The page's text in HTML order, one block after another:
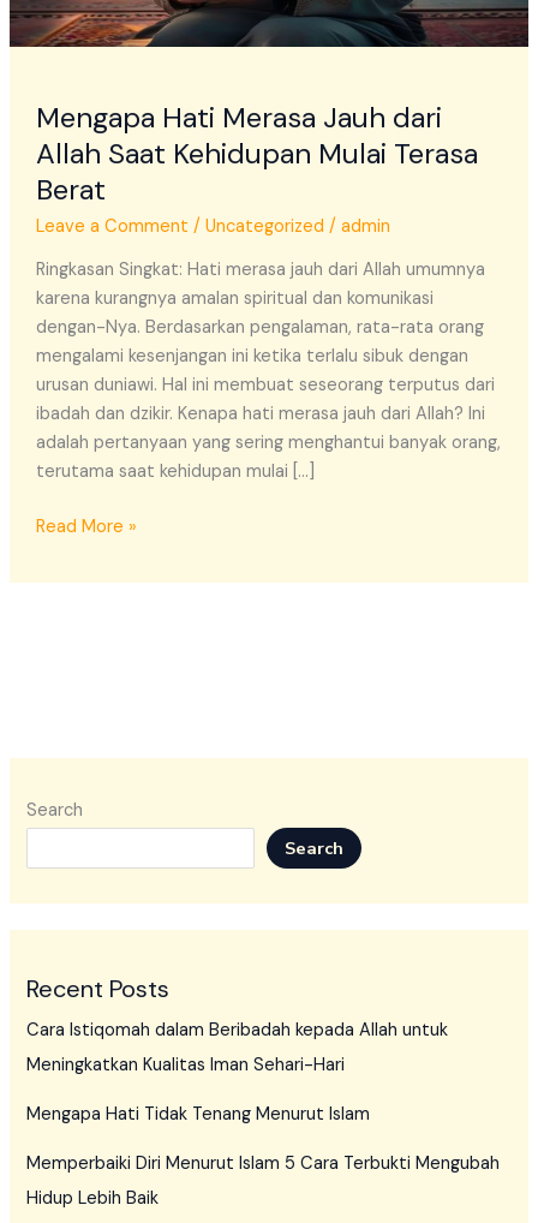
Mengapa Hati Merasa Jauh dari
Allah Saat Kehidupan Mulai Terasa
Berat
Leave a Comment / Uncategorized / admin
Ringkasan Singkat: Hati merasa jauh dari Allah umumnya
karena kurangnya amalan spiritual dan komunikasi
dengan-Nya. Berdasarkan pengalaman, rata-rata orang
mengalami kesenjangan ini ketika terlalu sibuk dengan
urusan duniawi. Hal ini membuat seseorang terputus dari
ibadah dan dzikir. Kenapa hati merasa jauh dari Allah? Ini
adalah pertanyaan yang sering menghantui banyak orang,
terutama saat kehidupan mulai […]
Terasa
Read More »
Search
Search
Recent Posts
Cara Istiqomah dalam Beribadah kepada Allah untuk
Meningkatkan Kualitas Iman Sehari-Hari
Mengapa Hati Tidak Tenang Menurut Islam
Memperbaiki Diri Menurut Islam 5 Cara Terbukti Mengubah
Hidup Lebih Baik